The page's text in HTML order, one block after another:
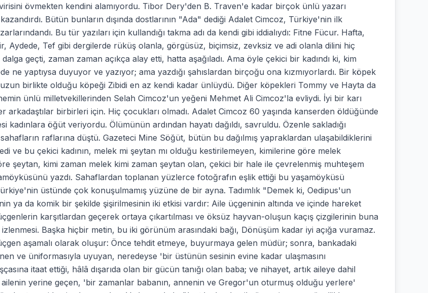
övmekten kendini alamıyordu. Tibor Dery'den B. Traven'e kadar birçok ünlü yazarı
Bütün bunların dışında dostlarının "Ada" dediği Adalet Cimcoz, Türkiye'nin ilk
Bu tür yazıları için kullandığı takma adı da kendi gibi iddialıydı: Fitne Fücur. Hafta,
Aydede, Tef gibi dergilerde rüküş olanla, görgüsüz, biçimsiz, zevksiz ve adi olanla dilini hiç
dalga geçti, zaman zaman açıkça alay etti, hatta aşağıladı. Ama öyle çekici bir kadındı ki, kim
ne yaptıysa duyuyor ve yazıyor; ama yazdığı şahıslardan birçoğu ona kızmıyorlardı. Bir köpek
birlikte olduğu köpeği Zibidi en az kendi kadar ünlüydü. Diğer köpekleri Tommy ve Hayta da
ünlü milletvekillerinden Selah Cimcoz'un yeğeni Mehmet Ali Cimcoz'la evliydi. İyi bir karı
arkadaştılar birbirleri için. Hiç çocukları olmadı. Adalet Cimcoz 60 yaşında kanserden öldüğünde
kadınlara öğüt veriyordu. Ölümünün ardından hayatı dağıldı, savruldu. Özenle sakladığı
raflarına düştü. Gazeteci Mine Söğüt, bütün bu dağılmış yapraklardan ulaşabildiklerini
ve bu çekici kadının, melek mi şeytan mı olduğu kestirilemeyen, kimilerine göre melek
şeytan, kimi zaman melek kimi zaman şeytan olan, çekici bir hale ile çevrelenmiş muhteşem
yazdı. Sahaflardan toplanan yüzlerce fotoğrafın eşlik ettiği bu yaşamöyküsü
üstünde çok konuşulmamış yüzüne de bir ayna. Tadımlık "Demek ki, Oedipus'un
ya da komik bir şekilde şişirilmesinin iki etkisi vardır: Aile üçgeninin altında ve içinde hareket
karşıtlardan geçerek ortaya çıkartılması ve öksüz hayvan-oluşun kaçış çizgilerinin buna
izlenmesi. Başka hiçbir metin, bu iki görünüm arasındaki bağı, Dönüşüm kadar iyi açığa vuramaz.
aşamalı olarak oluşur: Önce tehdit etmeye, buyurmaya gelen müdür; sonra, bankadaki
ve üniformasıyla uyuyan, neredeyse 'bir üstünün sesinin evine kadar ulaşmasını
itaat ettiği, hâlâ dışarıda olan bir gücün tanığı olan baba; ve nihayet, artık aileye dahil
yerine geçen, 'bir zamanlar babanın, annenin ve Gregor'un oturmuş olduğu yerlere'